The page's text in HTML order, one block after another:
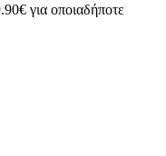
για οποιαδήποτε